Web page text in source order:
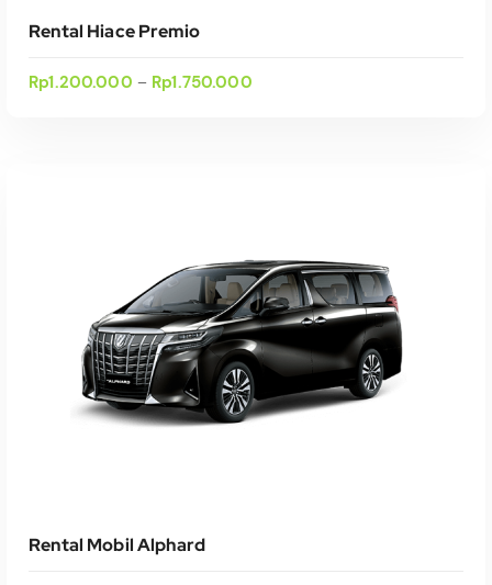
Select Date(s)
Rental Hiace Premio
Rp1.200.000 – Rp1.750.000
Rental Mobil Alphard